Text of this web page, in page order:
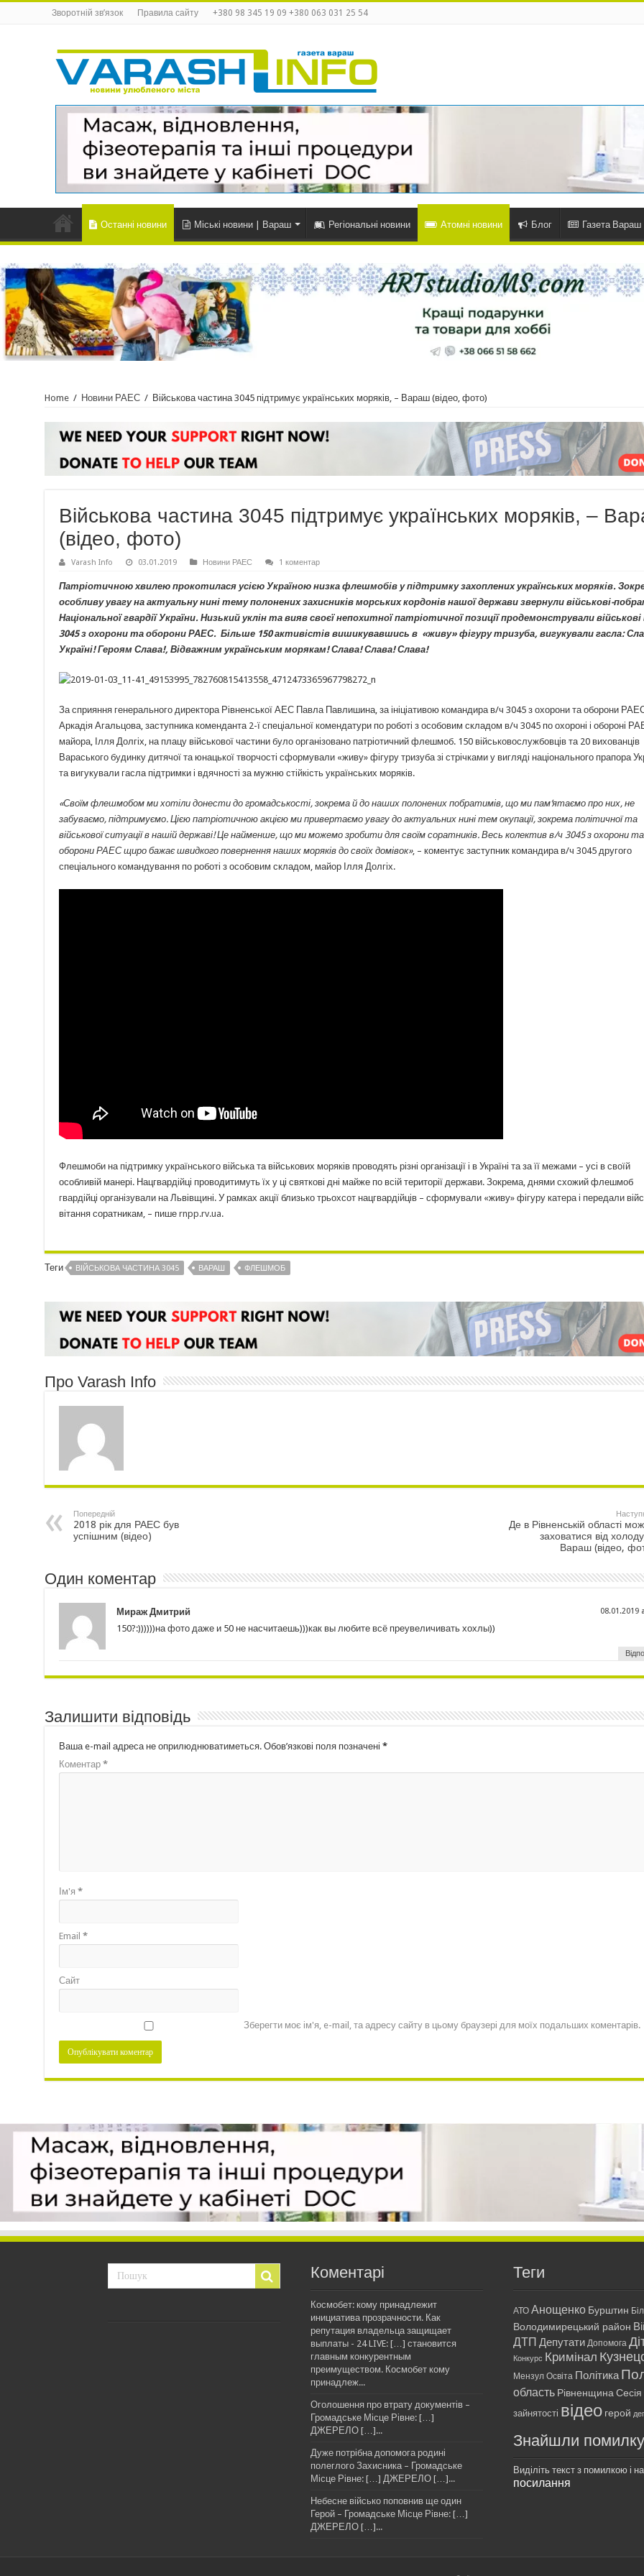
Зворотній зв’язок Правила сайту +380 98 345 19 09 +380 063 031 25 54
Останні новини Міські новини | Вараш Регіональні новини Атомні новини Блог Газета Вараш
Home / Новини РАЕС / Військова частина 3045 підтримує українських моряків, – Вараш (відео, фото)
Військова частина 3045 підтримує українських моряків, –
(відео, фото)
Varash Info 03.01.2019 Новини РАЕС 1 коментар
Патріотичною хвилею прокотилася усією Україною низка флешмобів у підтримку захоплених українських моряків.
особливу увагу на актуальну нині тему полонених захисників морських кордонів нашої держави звернули військові-
Національної гвардії України. Низький уклін та вияв своєї непохитної патріотичної позиції продемонстрували
3045 з охорони та оборони РАЕС. Більше 150 активістів вишикувавшись в «живу» фігуру тризуба, вигукували гасла:
Україні! Героям Слава!, Відважним українським морякам! Слава! Слава! Слава!
За сприяння генерального директора Рівненської АЕС Павла Павлишина, за ініціативою командира в/ч 3045 з охорони та оборони
Аркадія Агальцова, заступника коменданта 2-ї спеціальної комендатури по роботі з особовим складом в/ч 3045 по охороні і обороні
майора, Ілля Долгіх, на плацу військової частини було організовано патріотичний флешмоб. 150 військовослужбовців та 20 вихованців
Вараського будинку дитячої та юнацької творчості сформували «живу» фігуру тризуба зі стрічками у вигляді національного прапора
та вигукували гасла підтримки і вдячності за мужню стійкість українських моряків.
«Своїм флешмобом ми хотіли донести до громадськості, зокрема й до наших полонених побратимів, що ми пам’ятаємо про них, не
забуваємо, підтримуємо. Цією патріотичною акцією ми привертаємо увагу до актуальних нині тем окупації, зокрема політичної та
військової ситуації в нашій державі! Це найменше, що ми можемо зробити для своїм соратників. Весь колектив в/ч 3045 з охорони та
оборони РАЕС щиро бажає швидкого повернення наших моряків до своїх домівок», – коментує заступник командира в/ч 3045 другого
спеціального командування по роботі з особовим складом, майор Ілля Долгіх.
Флешмоби на підтримку українського війська та військових моряків проводять різні організації і в Україні та за її межами – усі в своїй
особливій манері. Нацгвардійці проводитимуть їх у ці святкові дні майже по всій території держави. Зокрема, днями схожий флешмоб
гвардійці організували на Львівщині. У рамках акції близько трьохсот нацгвардійців – сформували «живу» фігуру катера і передали
вітання соратникам, – пише rnpp.rv.ua.
Теги ВІЙСЬКОВА ЧАСТИНА 3045 ВАРАШ ФЛЕШМОБ
Про Varash Info
Попередній
2018 рік для РАЕС був
успішним (відео)
Де в Рівненській області
заховатися від
Вараш (відео,
Один коментар
Мираж Дмитрий 08.01.2019
150?:))))))на фото даже и 50 не насчитаешь)))как вы любите всё преувеличивать хохлы))
Залишити відповідь
Ваша e-mail адреса не оприлюднюватиметься. Обов’язкові поля позначені *
Коментар *
Ім'я *
Email *
Сайт
Зберегти моє ім'я, e-mail, та адресу сайту в цьому браузері для моїх подальших коментарів.
Коментарі
Космобет: кому принадлежит
инициатива прозрачности. Как
репутация владельца защищает
выплаты - 24 LIVE: […] становится
главным конкурентным
преимуществом. Космобет кому
принадлеж...
Оголошення про втрату документів –
Громадське Місце Рівне: […]
ДЖЕРЕЛО […]...
Дуже потрібна допомога родині
полеглого Захисника – Громадське
Місце Рівне: […] ДЖЕРЕЛО […]...
Небесне військо поповнив ще один
Герой – Громадське Місце Рівне: […]
ДЖЕРЕЛО […]...
Теги
АТО Анощенко Бурштин
Володимирецький район
ДТП Депутати Допомога
Конкурс Кримінал
Мензул Освіта Політика
область Рівненщина Сесія
зайнятості відео герой
Знайшли
Виділіть текст з помилкою і
посилання